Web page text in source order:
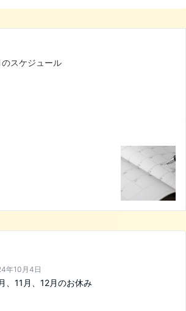
スケジュール
年10月4日
、11月、12月のお休み